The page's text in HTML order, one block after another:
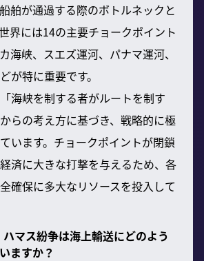
舶が通過する際のボトルネックと
界には14の主要チョークポイント
海峡、スエズ運河、パナマ運河、
が特に重要です。
海峡を制する者がルートを制す
らの考え方に基づき、戦略的に極
います。チョークポイントが閉鎖
済に大きな打撃を与えるため、各
確保に多大なリソースを投入して
マス紛争は海上輸送にどのよう
ますか？